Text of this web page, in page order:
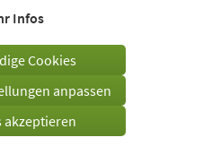
Infos
Cookies
anpassen
akzeptieren